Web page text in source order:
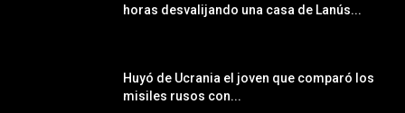
horas desvalijando una casa de Lanús...
Huyó de Ucrania el joven que comparó los
misiles rusos con...